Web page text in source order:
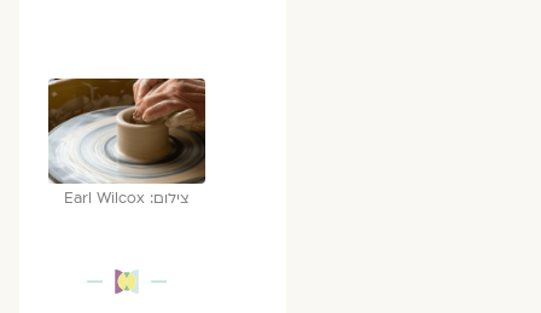
צילום: Earl Wilcox